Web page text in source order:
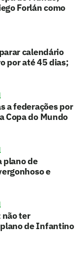
Forlán como
calendário
por até 45 dias;
a federações por
Copa do Mundo
plano de
e
não ter
de Infantino